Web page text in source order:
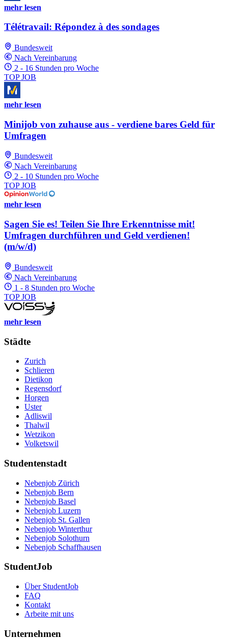
mehr lesen
Télétravail: Répondez à des sondages
Bundesweit
Nach Vereinbarung
2 - 16 Stunden pro Woche
TOP JOB
mehr lesen
Minijob von zuhause aus - verdiene bares Geld für
Umfragen
Bundesweit
Nach Vereinbarung
2 - 10 Stunden pro Woche
TOP JOB
mehr lesen
Sagen Sie es! Teilen Sie Ihre Erkenntnisse mit!
Umfragen durchführen und Geld verdienen!
(m/w/d)
Bundesweit
Nach Vereinbarung
1 - 8 Stunden pro Woche
TOP JOB
mehr lesen
Städte
Zurich
Schlieren
Dietikon
Regensdorf
Horgen
Uster
Adliswil
Thalwil
Wetzikon
Volketswil
Studentenstadt
Nebenjob Zürich
Nebenjob Bern
Nebenjob Basel
Nebenjob Luzern
Nebenjob St. Gallen
Nebenjob Winterthur
Nebenjob Solothurn
Nebenjob Schaffhausen
StudentJob
Über StudentJob
FAQ
Kontakt
Arbeite mit uns
Unternehmen